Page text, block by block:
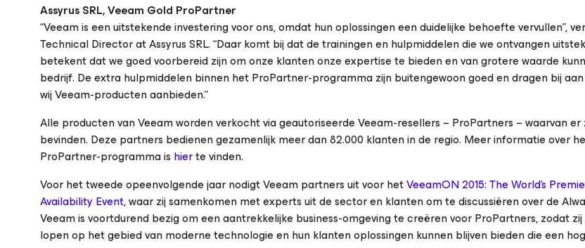
Assyrus SRL, Veeam Gold ProPartner
“Veeam is een uitstekende investering voor ons, omdat hun oplossingen een duidelijke behoefte vervullen”,
Technical Director at Assyrus SRL. “Daar komt bij dat de trainingen en hulpmiddelen die we ontvangen
betekent dat we goed voorbereid zijn om onze klanten onze expertise te bieden en van grotere waarde
bedrijf. De extra hulpmiddelen binnen het ProPartner-programma zijn buitengewoon goed en dragen bij
wij Veeam-producten aanbieden.”
Alle producten van Veeam worden verkocht via geautoriseerde Veeam-resellers – ProPartners – waarvan er
bevinden. Deze partners bedienen gezamenlijk meer dan 82.000 klanten in de regio. Meer informatie over
ProPartner-programma is hierte vinden.
Voor het tweede opeenvolgende jaar nodigt Veeam partners uit voor hetVeeamON 2015: The World’s
Availability Event, waar zij samenkomen met experts uit de sector en klanten om te discussiëren over de
Veeam is voortdurend bezig om een aantrekkelijke business-omgeving te creëren voor ProPartners, zodat
lopen op het gebied van moderne technologie en hun klanten oplossingen kunnen blijven bieden die een